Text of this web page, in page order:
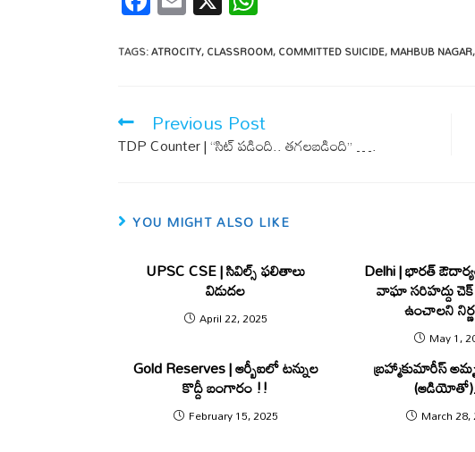
ac
e
o
o
m
ail at
A
p
TAGS:ATROCITY,CLASSROOM,COMMITTED SUICIDE,MAHBUB NAGAR,
Previous Post
TDP Counter | “సిట్ పడింది.. తగలబడింది” ….
YOU MIGHT ALSO LIKE
UPSC CSE | సివిల్స్ ఫలితాలు
విడుదల
April 22, 2025
Delhi | భారత్
వాఘా సరిహద్దు
ఉంచాలని
May 1,
Gold Reserves | ఆర్బీఐలో టన్నుల
కొద్దీ బంగారం !!
February 15, 2025
బ్రహ్మాకుమారీస్‌
March 28,